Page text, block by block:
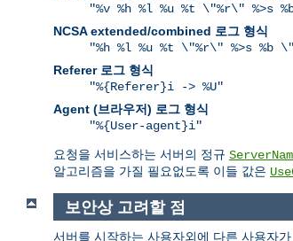
"%v %h %l %u %t \"%r\" %>s
NCSA extended/combined 로그 형식
"%h %l %u %t \"%r\" %>s
Referer 로그 형식
"%{Referer}i -> %U"
Agent (브라우저) 로그 형식
"%{User-agent}i"
요청을 서비스하는 서버의 정규
알고리즘을 가질 필요없도록 이들 값은
보안상 고려할 점
서버를 시작하는 사용자외에 다른 사용자